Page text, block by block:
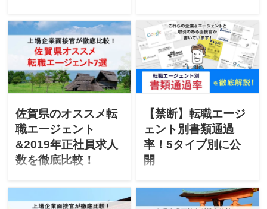
たい」「大分にUターン転職
したいけど不安」と悩んで
ませんか？上場企業の面接
官が「大分県のオススメ転
職エージェント」「最新
2019年エージェントごとの
します！
たい」「長崎にUターン転職
したいけど不安」と悩んで
ませんか？上場企業の面接
官が「長崎県のオススメ転
職エージェント」「最新
2019年エージェントごとの
します！
佐賀県のオススメ転
職エージェント
&2019年正社員求人
数を徹底比較！
たい」「佐賀にUターン転職
したいけど不安」と悩んで
【禁断】転職エージ
ェント別書類通過
率！5タイプ別に公
開
と書類通過すらしない…」
「転職エージェントごとの